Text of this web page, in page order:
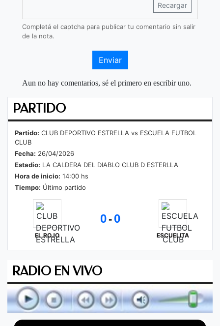
Recargar
Completá el captcha para publicar tu comentario sin salir
de la nota.
Enviar
Aun no hay comentarios, sé el primero en escribir uno.
PARTIDO
Partido: CLUB DEPORTIVO ESTRELLA vs ESCUELA FUTBOL
CLUB
Fecha: 26/04/2026
Estadio: LA CALDERA DEL DIABLO CLUB D ESTERLLA
Hora de inicio: 14:00 hs
Tiempo: Último partido
EL ROJO
0- 0
ESCUELITA
RADIO EN VIVO